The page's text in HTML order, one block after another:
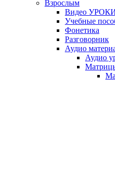
Взрослым
Видео
Учебные
Фонетика
Разговорник
Аудио
Аудио